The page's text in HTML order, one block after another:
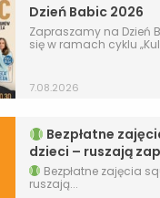
Dzień Babic 2026
Zapraszamy na Dzień
się w ramach cyklu
7.08.2026
Bezpłatne
dzieci – ruszają
Bezpłatne zajęcia
ruszają...